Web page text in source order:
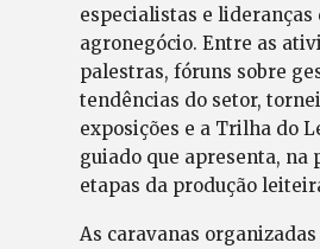
especialistas e lideranças
agronegócio. Entre as
palestras, fóruns sobre
tendências do setor,
exposições e a Trilha do
guiado que apresenta, na
etapas da produção
As caravanas